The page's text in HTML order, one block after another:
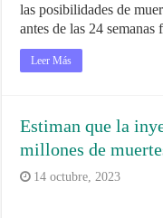
las posibilidades de
antes de las 24
Leer Más
Estiman que la
millones de
14 octubre, 2023